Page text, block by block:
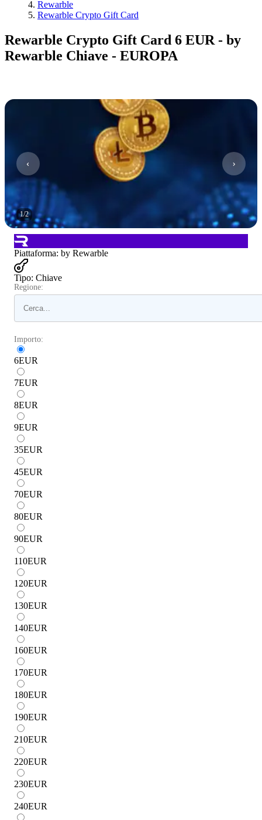
Rewarble
Rewarble Crypto Gift Card
Rewarble Crypto Gift Card 6 EUR - by
Rewarble Chiave - EUROPA
1/2
Piattaforma: by Rewarble
Tipo: Chiave
Regione:
Importo:
6EUR
7EUR
8EUR
9EUR
35EUR
45EUR
70EUR
80EUR
90EUR
110EUR
120EUR
130EUR
140EUR
160EUR
170EUR
180EUR
190EUR
210EUR
220EUR
230EUR
240EUR